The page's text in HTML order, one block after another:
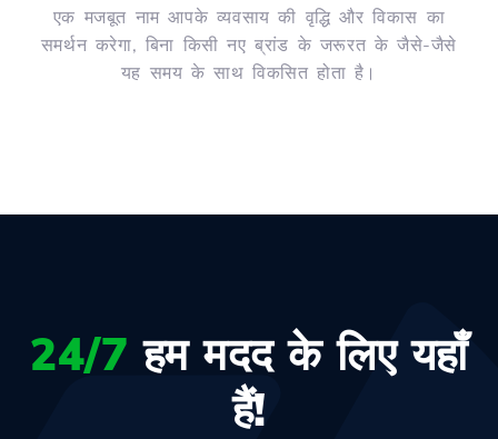
एक मजबूत नाम आपके व्यवसाय की वृद्धि और विकास का
समर्थन करेगा, बिना किसी नए ब्रांड के जरूरत के जैसे-जैसे
यह समय के साथ विकसित होता है।
24/7 हम मदद के लिए यहाँ
हैं!